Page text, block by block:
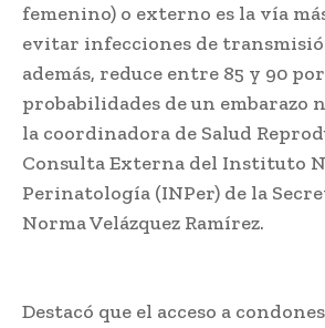
femenino) o externo es la vía
evitar infecciones de
además, reduce entre 85 y 90
probabilidades de un embarazo
la coordinadora de Salud
Consulta Externa del Instituto
Perinatología (INPer) de la
Norma Velázquez Ramírez.
Destacó que el acceso a